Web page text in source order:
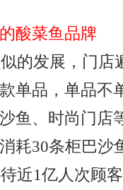
酸菜鱼品牌
的发展，门店
单品，单品不
鱼、时尚门店
耗30条柜巴沙
近1亿人次顾